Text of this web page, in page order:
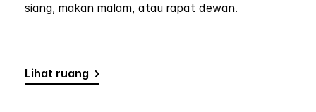
siang, makan malam, atau rapat dewan.
Lihat ruang